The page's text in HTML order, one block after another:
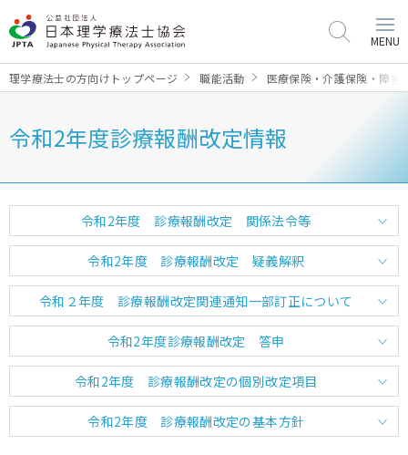
MENU
理学療法士の方向けトップページ 職能活動 医療保険・介護保険・障害
令和2年度診療報酬改定情報
令和2年度 診療報酬改定 関係法令等
令和2年度 診療報酬改定 疑義解釈
令和２年度 診療報酬改定関連通知一部訂正について
令和2年度診療報酬改定 答申
令和2年度 診療報酬改定の個別改定項目
令和2年度 診療報酬改定の基本方針